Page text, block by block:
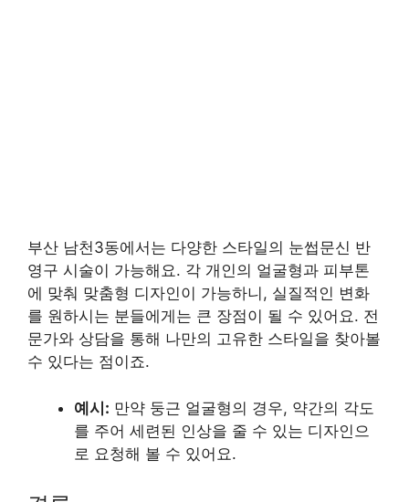
부산 남천3동에서는 다양한 스타일의 눈썹문신 반
영구 시술이 가능해요. 각 개인의 얼굴형과 피부톤
에 맞춰 맞춤형 디자인이 가능하니, 실질적인 변화
를 원하시는 분들에게는 큰 장점이 될 수 있어요. 전
문가와 상담을 통해 나만의 고유한 스타일을 찾아볼
수 있다는 점이죠.
예시: 만약 둥근 얼굴형의 경우, 약간의 각도
를 주어 세련된 인상을 줄 수 있는 디자인으
로 요청해 볼 수 있어요.